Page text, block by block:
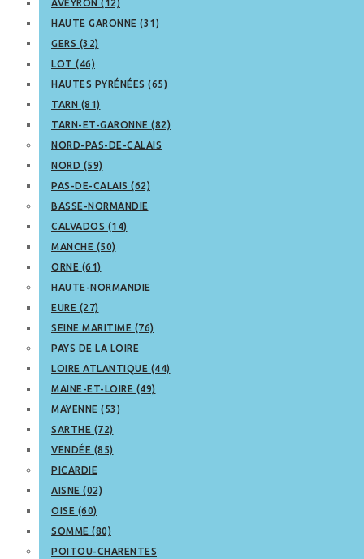
AVEYRON (12)
HAUTE GARONNE (31)
GERS (32)
LOT (46)
HAUTES PYRÉNÉES (65)
TARN (81)
TARN-ET-GARONNE (82)
NORD-PAS-DE-CALAIS
NORD (59)
PAS-DE-CALAIS (62)
BASSE-NORMANDIE
CALVADOS (14)
MANCHE (50)
ORNE (61)
HAUTE-NORMANDIE
EURE (27)
SEINE MARITIME (76)
PAYS DE LA LOIRE
LOIRE ATLANTIQUE (44)
MAINE-ET-LOIRE (49)
MAYENNE (53)
SARTHE (72)
VENDÉE (85)
PICARDIE
AISNE (02)
OISE (60)
SOMME (80)
POITOU-CHARENTES